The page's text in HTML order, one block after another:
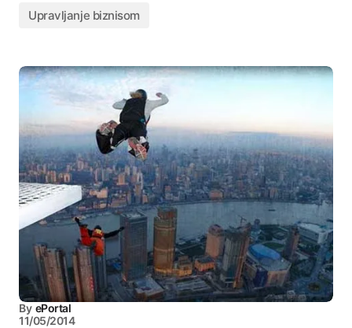
Upravljanje biznisom
By ePortal
11/05/2014